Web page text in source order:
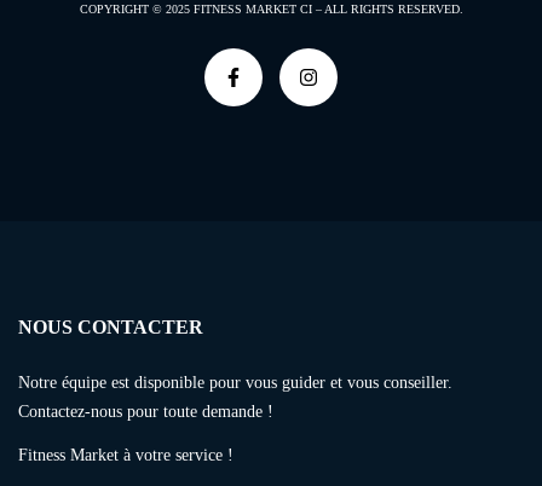
NOUS CONTACTER
Notre équipe est disponible pour vous guider et vous conseiller.
Contactez-nous pour toute demande !
Fitness Market à votre service !
COPYRIGHT © 2025 FITNESS MARKET CI – ALL RIGHTS RESERVED.